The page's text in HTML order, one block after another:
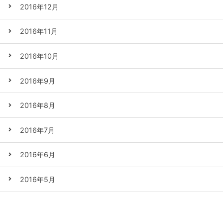
2016年12月
2016年11月
2016年10月
2016年9月
2016年8月
2016年7月
2016年6月
2016年5月